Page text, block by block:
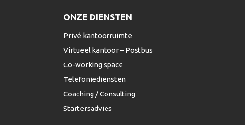
ONZE DIENSTEN
Privé kantoorruimte
Virtueel kantoor – Postbus
Co-working space
Telefoniediensten
Coaching / Consulting
Startersadvies